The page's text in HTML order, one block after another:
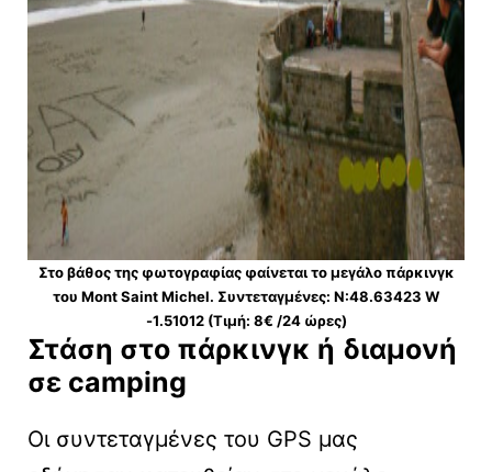
Στο βάθος της φωτογραφίας φαίνεται το μεγάλο πάρκινγκ
του Mont Saint Michel. Συντεταγμένες: Ν:48.63423 W
-1.51012 (Τιμή: 8€ /24 ώρες)
Στάση στο πάρκινγκ ή διαμονή
σε camping
Οι συντεταγμένες του GPS μας